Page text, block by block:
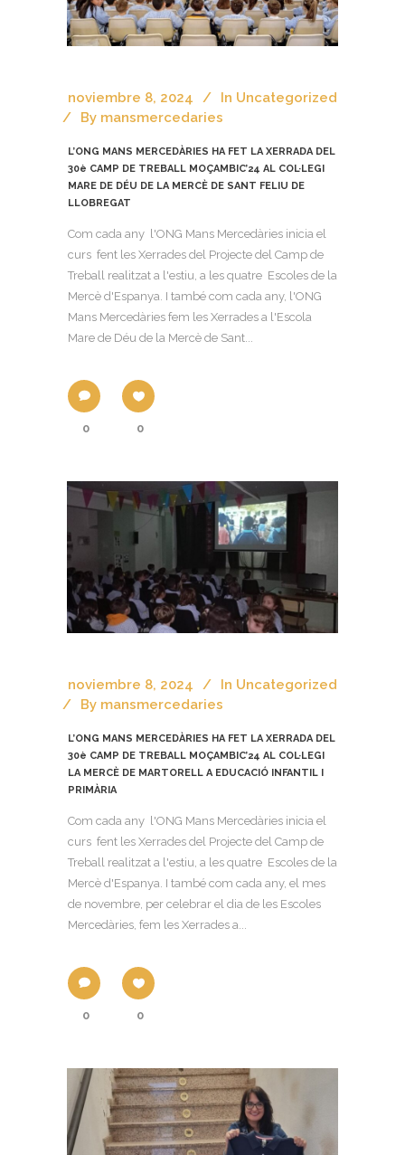
noviembre 8, 2024 In Uncategorized
By mansmercedaries
L’ONG MANS MERCEDÀRIES HA FET LA XERRADA DEL
30è CAMP DE TREBALL MOÇAMBIC’24 AL COL·LEGI
MARE DE DÉU DE LA MERCÈ DE SANT FELIU DE
LLOBREGAT
Com cada any l'ONG Mans Mercedàries inicia el
curs fent les Xerrades del Projecte del Camp de
Treball realitzat a l'estiu, a les quatre Escoles de la
Mercè d'Espanya. I també com cada any, l'ONG
Mans Mercedàries fem les Xerrades a l'Escola
Mare de Déu de la Mercè de Sant...
0 0
noviembre 8, 2024 In Uncategorized
By mansmercedaries
L’ONG MANS MERCEDÀRIES HA FET LA XERRADA DEL
30è CAMP DE TREBALL MOÇAMBIC’24 AL COL·LEGI
LA MERCÈ DE MARTORELL A EDUCACIÓ INFANTIL I
PRIMÀRIA
Com cada any l'ONG Mans Mercedàries inicia el
curs fent les Xerrades del Projecte del Camp de
Treball realitzat a l'estiu, a les quatre Escoles de la
Mercè d'Espanya. I també com cada any, el mes
de novembre, per celebrar el dia de les Escoles
Mercedàries, fem les Xerrades a...
0 0